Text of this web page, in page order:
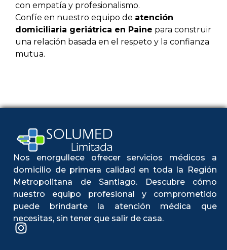
con empatía y profesionalismo.
Confíe en nuestro equipo de atención
domiciliaria geriátrica en Paine para construir
una relación basada en el respeto y la confianza
mutua.
Nos enorgullece ofrecer servicios médicos a
domicilio de primera calidad en toda la Región
Metropolitana de Santiago. Descubre cómo
nuestro equipo profesional y comprometido
puede brindarte la atención médica que
necesitas, sin tener que salir de casa.